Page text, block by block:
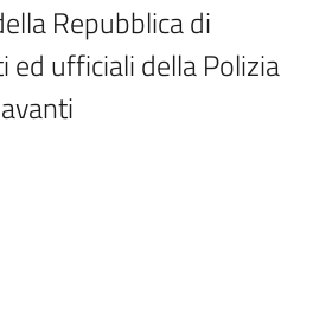
Repubblica di
ed ufficiali della Polizia